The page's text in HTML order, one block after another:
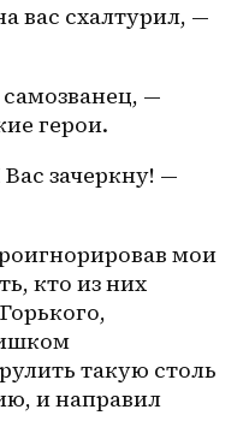
вас схалтурил, —
—
герои.
зачеркну! —
мои
кто из них
такую столь
и направил